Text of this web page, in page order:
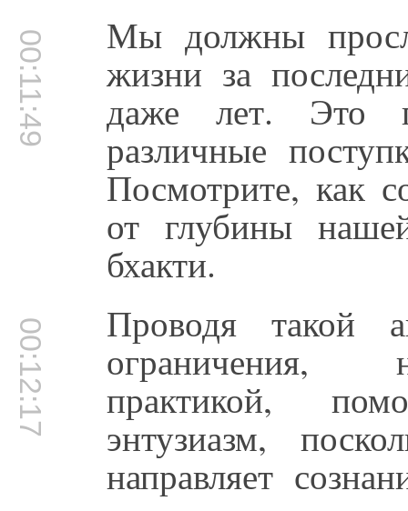
00:11:49 Мы должны
жизни за
даже лет. Это
различные
Посмотрите, как
от глубины
бхакти.
00:12:17 Проводя такой
ограничения,
практикой,
энтузиазм,
направляет